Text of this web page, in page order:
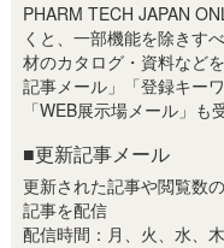
PHARM TECH JAPAN
くと、一部機能を除きす
材のカタログ・資料など
記事メール」「登録キー
「WEB展示場メール」も
■更新記事メール
更新された記事や閲覧数
記事を配信
配信時間：月、火、水、